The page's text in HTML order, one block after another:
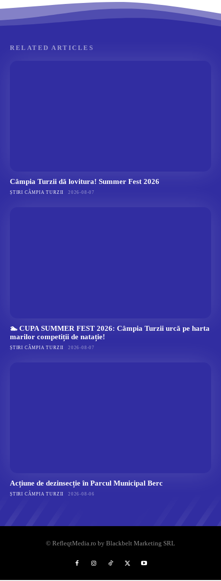
RELATED ARTICLES
Câmpia Turzii dă lovitura! Summer Fest 2026
ȘTIRI CÂMPIA TURZII 2026-08-07
🏊 CUPA SUMMER FEST 2026: Câmpia Turzii urcă pe harta
marilor competiții de natație!
ȘTIRI CÂMPIA TURZII 2026-08-07
Acțiune de dezinsecție în Parcul Municipal Berc
ȘTIRI CÂMPIA TURZII 2026-08-06
© RefleqtMedia.ro by Blackbelt Marketing SRL